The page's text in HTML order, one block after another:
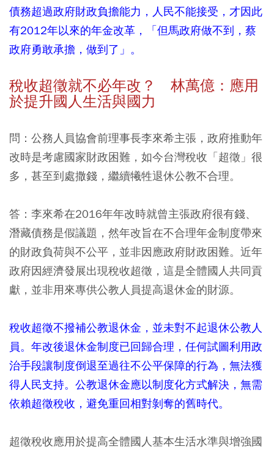
債務超過政府財政負擔能力，人民不能接受，才因此
有2012年以來的年金改革，「但馬政府做不到，蔡
政府勇敢承擔，做到了」。
稅收超徵就不必年改？ 林萬億：應用
於提升國人生活與國力
問：公務人員協會前理事長李來希主張，政府推動年
改時是考慮國家財政困難，如今台灣稅收「超徵」很
多，甚至到處撒錢，繼續犧牲退休公教不合理。
答： 李來希在2016年年改時就曾主張政府很有錢、
潛藏債務是假議題，然年改旨在不合理年金制度帶來
的財政負荷與不公平，並非因應政府財政困難。近年
政府因經濟發展出現稅收超徵，這是全體國人共同貢
獻，並非用來專供公教人員提高退休金的財源。
稅收超徵不撥補公教退休金，並未對不起退休公教人
員。年改後退休金制度已回歸合理，任何試圖利用政
治手段讓制度倒退至過往不公平保障的行為，無法獲
得人民支持。公教退休金應以制度化方式解決，無需
依賴超徵稅收，避免重回相對剝奪的舊時代。
超徵稅收應用於提高全體國人基本生活水準與增強國